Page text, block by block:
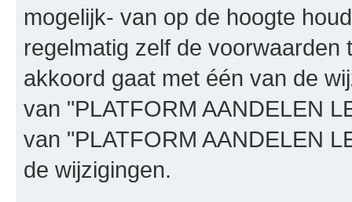
mogelijk- van op de hoogte
regelmatig zelf de voorwaarden
akkoord gaat met één van de
van "PLATFORM AANDELEN
van "PLATFORM AANDELEN
de wijzigingen.